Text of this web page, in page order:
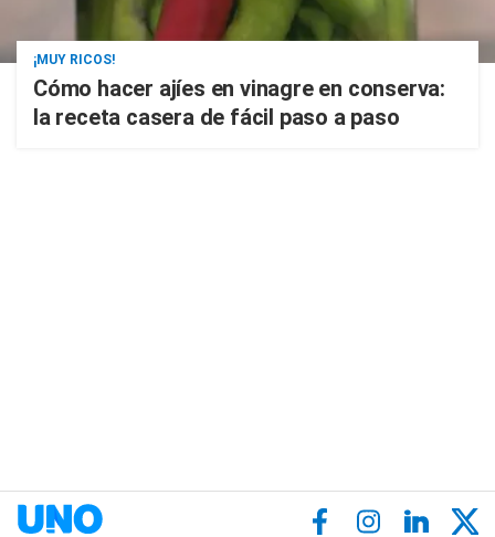
¡MUY RICOS!
Cómo hacer ajíes en vinagre en conserva:
la receta casera de fácil paso a paso